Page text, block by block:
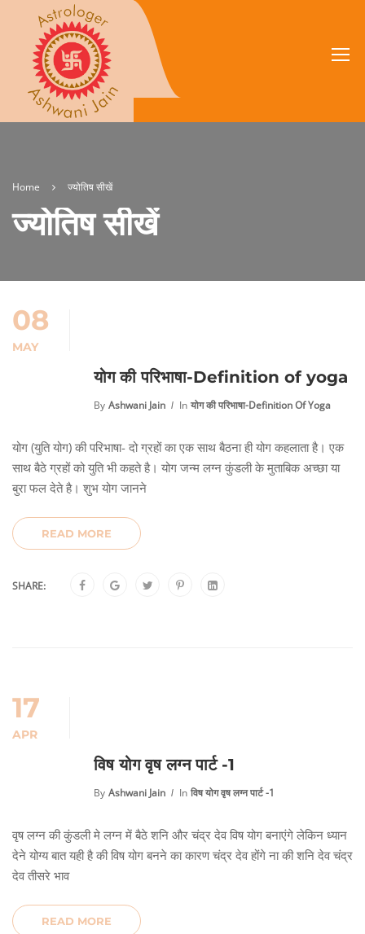
Home ज्योतिष सीखें
ज्योतिष सीखें
08
MAY
योग की परिभाषा-Definition of yoga
By Ashwani Jain In योग की परिभाषा-Definition Of Yoga
योग (युति योग) की परिभाषा- दो ग्रहों का एक साथ बैठना ही योग कहलाता है। एक
साथ बैठे ग्रहों को युति भी कहते है। योग जन्म लग्न कुंडली के मुताबिक अच्छा या
बुरा फल देते है। शुभ योग जानने
READ MORE
SHARE:
17
APR
विष योग वृष लग्न पार्ट -1
By Ashwani Jain In विष योग वृष लग्न पार्ट -1
वृष लग्न की कुंडली मे लग्न में बैठे शनि और चंद्र देव विष योग बनाएंगे लेकिन ध्यान
देने योग्य बात यही है की विष योग बनने का कारण चंद्र देव होंगे ना की शनि देव चंद्र
देव तीसरे भाव
READ MORE